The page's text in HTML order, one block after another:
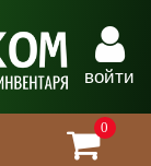
войти
0